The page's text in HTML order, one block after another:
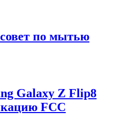
по мытью
Galaxy Z Flip8
FCC